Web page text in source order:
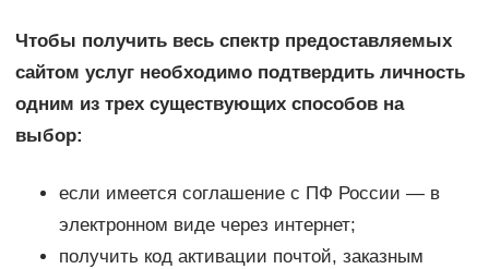
Чтобы получить весь спектр предоставляемых
сайтом услуг необходимо подтвердить личность
одним из трех существующих способов на
выбор:
если имеется соглашение с ПФ России — в
электронном виде через интернет;
получить код активации почтой, заказным